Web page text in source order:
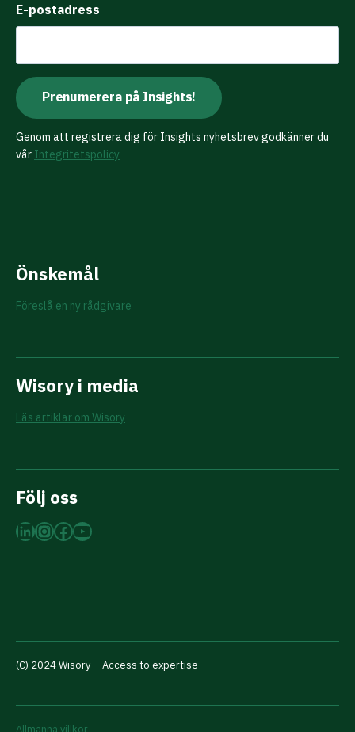
E-postadress
Genom att registrera dig för Insights nyhetsbrev godkänner du
vår Integritetspolicy
Önskemål
Föreslå en ny rådgivare
Wisory i media
Läs artiklar om Wisory
Följ oss
LinkedIn
Instagram
Facebook
YouTube
(C) 2024 Wisory – Access to expertise
Allmänna villkor